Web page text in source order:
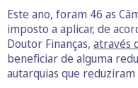
Este ano, foram 46 as
imposto a aplicar, de
Doutor Finanças, através
beneficiar de alguma
autarquias que